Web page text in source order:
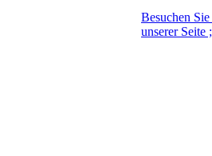
Besuchen
unserer Seite